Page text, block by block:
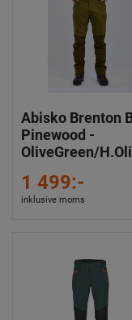
Abisko Brenton
Pinewood -
OliveGreen/
1 499:-
inklusive moms